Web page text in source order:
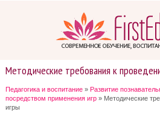
Методические требования к
Педагогика и воспитание » Развитие
посредством применения игр » Методические
игры